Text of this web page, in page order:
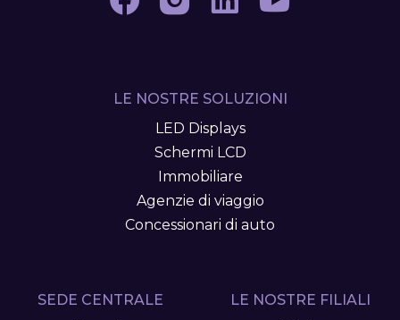
LE NOSTRE SOLUZIONI
LED Displays
Schermi LCD
Immobiliare
Agenzie di viaggio
Concessionari di auto
SEDE CENTRALE
LE NOSTRE FILIALI